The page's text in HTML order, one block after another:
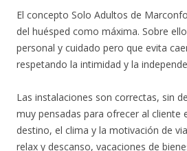
El concepto Solo Adultos de
del huésped como máxima. Sobre
personal y cuidado pero que evita
respetando la intimidad y la
Las instalaciones son correctas, sin
muy pensadas para ofrecer al cliente
destino, el clima y la motivación de
relax y descanso, vacaciones de